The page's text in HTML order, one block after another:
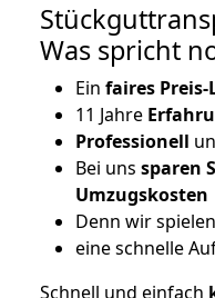
Was spricht
Ein faires
11 Jahre
Professionell
Bei uns sparen
Umzugskosten
Denn wir
eine schnelle
Schnell und einfach